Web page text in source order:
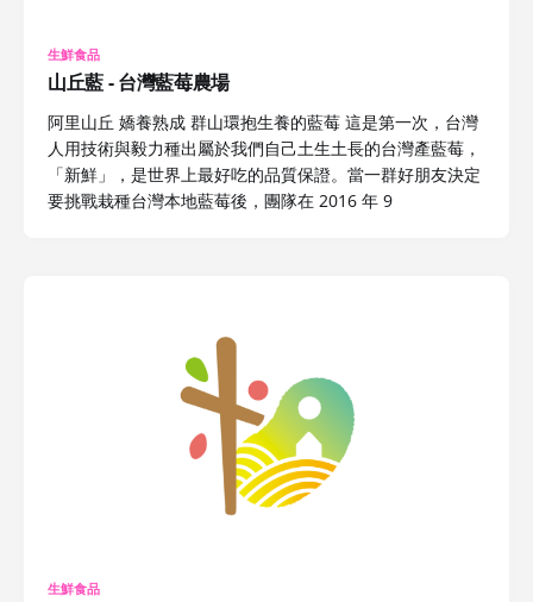
生鮮食品
山丘藍 - 台灣藍莓農場
阿里山丘 嬌養熟成 群山環抱生養的藍莓 這是第一次，台灣
人用技術與毅力種出屬於我們自己土生土長的台灣產藍莓，
「新鮮」，是世界上最好吃的品質保證。當一群好朋友決定
要挑戰栽種台灣本地藍莓後，團隊在 2016 年 9
生鮮食品